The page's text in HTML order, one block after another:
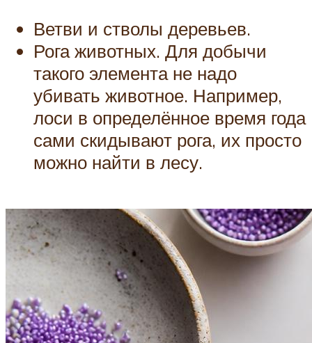
Ветви и стволы деревьев.
Рога животных. Для добычи
такого элемента не надо
убивать животное. Например,
лоси в определённое время года
сами скидывают рога, их просто
можно найти в лесу.